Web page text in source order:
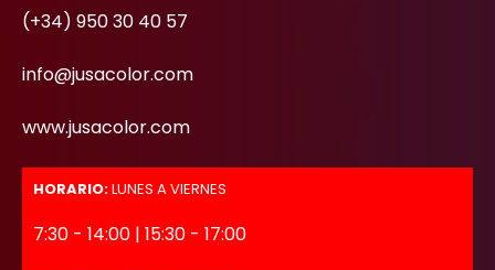
(+34) 950 30 40 57
info@jusacolor.com
www.jusacolor.com
HORARIO:LUNES A VIERNES
7:30 - 14:00 | 15:30 - 17:00